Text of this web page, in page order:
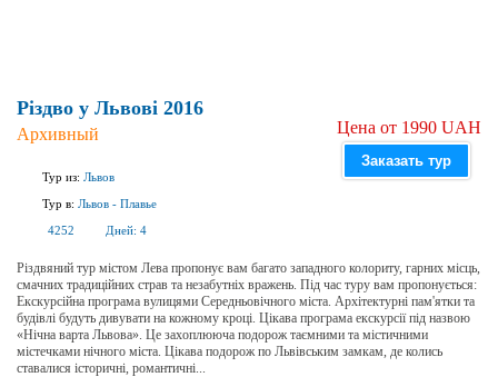
Різдво у Львові 2016
Архивный
Тур из: Львов
Тур в: Львов - Плавье
4252
Дней: 4
Цена от 1990 UAH
Заказать тур
Різдвяний тур містом Лева пропонує вам багато западного колориту, гарних місць,
смачних традиційних страв та незабутніх вражень. Під час туру вам пропонується:
Екскурсійна програма вулицями Середньовічного міста. Архітектурні пам'ятки та
будівлі будуть дивувати на кожному кроці. Цікава програма екскурсії під назвою
«Нічна варта Львова». Це захоплююча подорож таємними та містичними
містечками нічного міста. Цікава подорож по Львівським замкам, де колись
ставалися історичні, романтичні...